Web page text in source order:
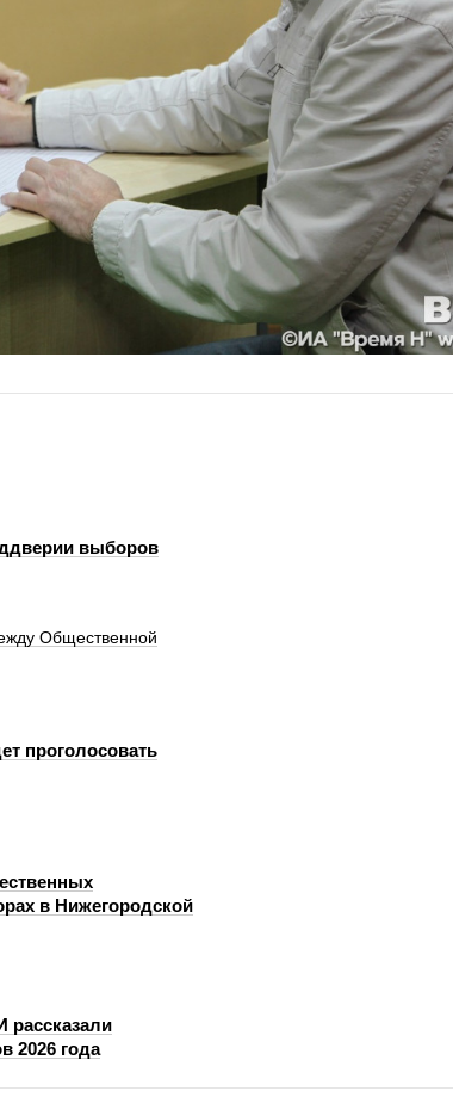
выборов
Общественной
проголосовать
в Нижегородской
рассказали
2026 года